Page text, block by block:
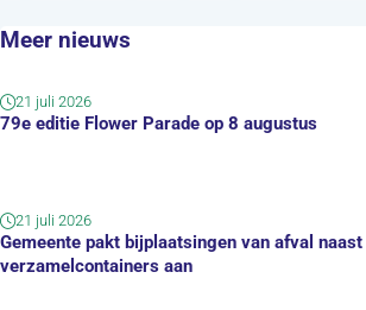
Meer nieuws
79e editie Flower Parade op 8 augustus
21 juli 2026
Gemeente pakt bijplaatsingen van afval naast
verzamelcontainers aan
21 juli 2026